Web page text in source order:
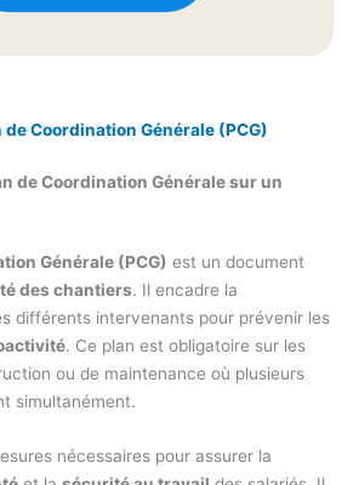
Coordination Générale (PCG)
de Coordination Générale sur un
Générale (PCG) est un document
des chantiers. Il encadre la
différents intervenants pour prévenir les
. Ce plan est obligatoire sur les
ou de maintenance où plusieurs
simultanément.
nécessaires pour assurer la